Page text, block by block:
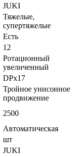
JUKI
Тяжелые,
супертяжелые
Есть
12
Ротационный
увеличенный
DPx17
Тройное унисонное
продвижение
2500
Автоматическая
шт
JUKI